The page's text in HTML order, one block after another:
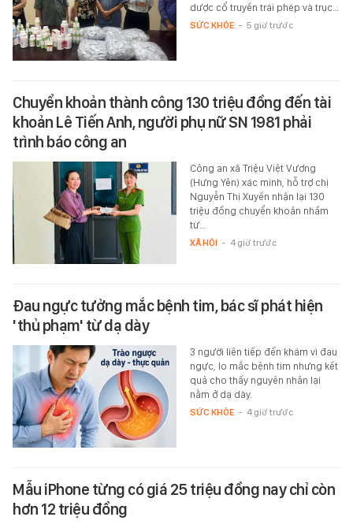
dược cổ truyền trái phép và trục…
SỨC KHỎE - 5 giờ trước
Chuyển khoản thành công 130 triệu đồng đến tài
khoản Lê Tiến Anh, người phụ nữ SN 1981 phải
trình báo công an
Công an xã Triệu Việt Vương
(Hưng Yên) xác minh, hỗ trợ chị
Nguyễn Thị Xuyến nhận lại 130
triệu đồng chuyển khoản nhầm
từ…
XÃ HỘI - 4 giờ trước
Đau ngực tưởng mắc bệnh tim, bác sĩ phát hiện
'thủ phạm' từ dạ dày
3 người liên tiếp đến khám vì đau
ngực, lo mắc bệnh tim nhưng kết
quả cho thấy nguyên nhân lại
nằm ở dạ dày.
SỨC KHỎE - 4 giờ trước
Mẫu iPhone từng có giá 25 triệu đồng nay chỉ còn
hơn 12 triệu đồng